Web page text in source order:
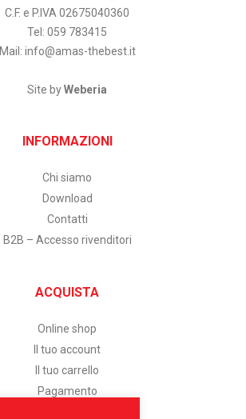
C.F. e P.IVA 02675040360
Tel: 059 783415
Mail: info@amas-thebest.it
Site byWeberia
INFORMAZIONI
Chi siamo
Download
Contatti
B2B – Accesso rivenditori
ACQUISTA
Online shop
Il tuo account
Il tuo carrello
Pagamento